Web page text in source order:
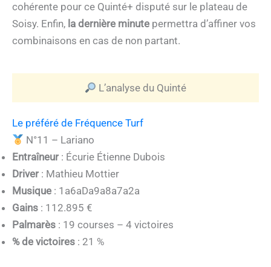
cohérente pour ce Quinté+ disputé sur le plateau de
Soisy. Enfin, la dernière minute permettra d’affiner vos
combinaisons en cas de non partant.
L’analyse du Quinté
Le préféré de Fréquence Turf
N°11 – Lariano
Entraîneur: Écurie Étienne Dubois
Driver: Mathieu Mottier
Musique : 1a6aDa9a8a7a2a
Gains : 112.895 €
Palmarès : 19 courses – 4 victoires
% de victoires : 21 %